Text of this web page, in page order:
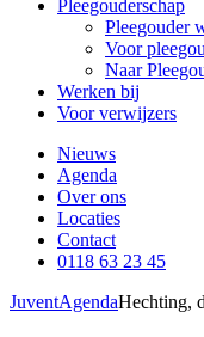
Pleegouderschap
Pleegouder
Voor
Naar
Werken bij
Voor verwijzers
Nieuws
Agenda
Over ons
Locaties
Contact
0118 63 23 45
JuventAgendaHechting,